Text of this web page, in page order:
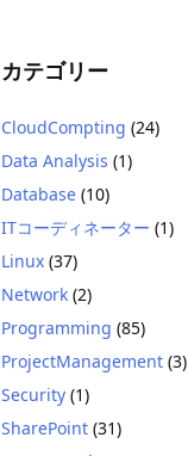
カテゴリー
CloudCompting (24)
Data Analysis (1)
Database (10)
ITコーディネーター (1)
Linux (37)
Network (2)
Programming (85)
ProjectManagement (3)
Security (1)
SharePoint (31)